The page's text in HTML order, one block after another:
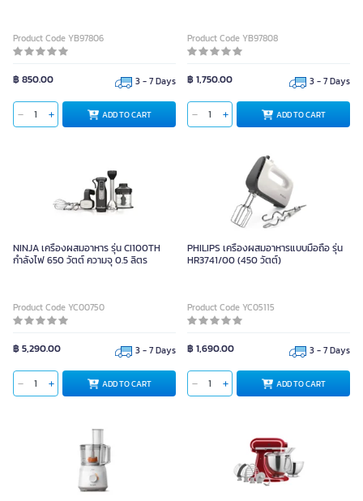
Product Code YB97806
฿ 850.00 3 - 7 Days
ADD TO CART
Product Code YB97808
฿ 1,750.00 3 - 7 Days
ADD TO CART
NINJA เครื่องผสมอาหาร รุ่น CI100TH
กำลังไฟ 650 วัตต์ ความจุ 0.5 ลิตร
Product Code YC00750
฿ 5,290.00 3 - 7 Days
ADD TO CART
PHILIPS เครื่องผสมอาหารแบบมือถือ รุ่น
HR3741/00 (450 วัตต์)
Product Code YC05115
฿ 1,690.00 3 - 7 Days
ADD TO CART